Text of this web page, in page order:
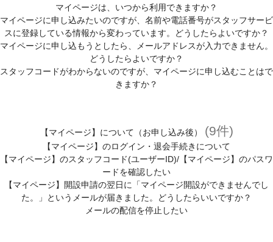
マイページは、いつから利用できますか？
マイページに申し込みたいのですが、名前や電話番号がスタッフサービ
スに登録している情報から変わっています。どうしたらよいですか？
マイページに申し込もうとしたら、メールアドレスが入力できません。
どうしたらよいですか？
スタッフコードがわからないのですが、マイページに申し込むことはで
きますか？
【マイページ】について（お申し込み後） (9件)
【マイページ】のログイン・退会手続きについて
【マイページ】のスタッフコード(ユーザーID)/【マイページ】のパスワ
ードを確認したい
【マイページ】開設申請の翌日に「マイページ開設ができませんでし
た。」というメールが届きました。どうしたらいいですか？
メールの配信を停止したい